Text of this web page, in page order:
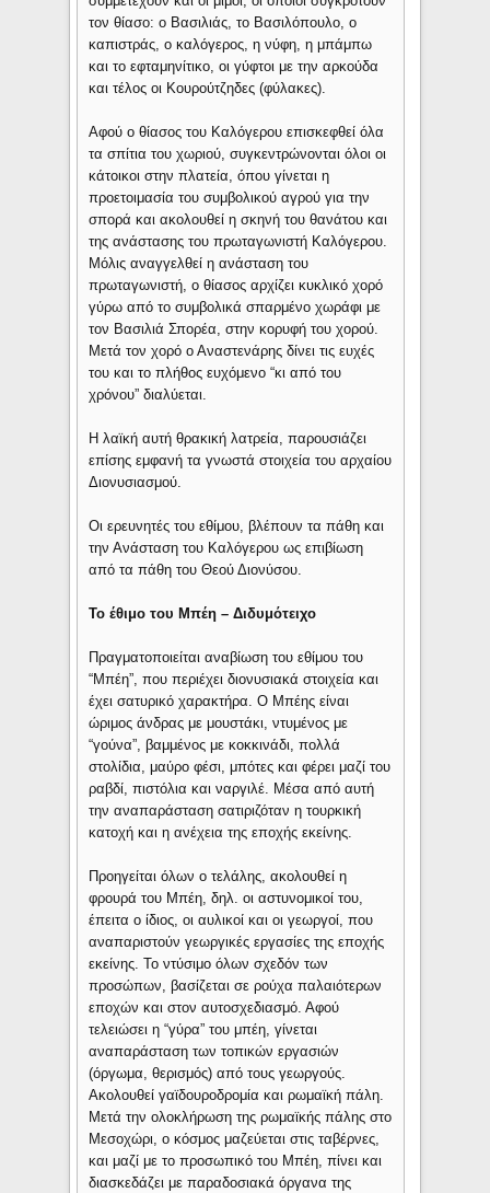
τον θίασο: ο Βασιλιάς, το Βασιλόπουλο, ο
καπιστράς, ο καλόγερος, η νύφη, η μπάμπω
και το εφταμηνίτικο, οι γύφτοι με την αρκούδα
και τέλος οι Κουρούτζηδες (φύλακες).
Αφού ο θίασος του Καλόγερου επισκεφθεί όλα
τα σπίτια του χωριού, συγκεντρώνονται όλοι οι
κάτοικοι στην πλατεία, όπου γίνεται η
προετοιμασία του συμβολικού αγρού για την
σπορά και ακολουθεί η σκηνή του θανάτου και
της ανάστασης του πρωταγωνιστή Καλόγερου.
Μόλις αναγγελθεί η ανάσταση του
πρωταγωνιστή, ο θίασος αρχίζει κυκλικό χορό
γύρω από το συμβολικά σπαρμένο χωράφι με
τον Βασιλιά Σπορέα, στην κορυφή του χορού.
Μετά τον χορό ο Αναστενάρης δίνει τις ευχές
του και το πλήθος ευχόμενο “κι από του
χρόνου” διαλύεται.
Η λαϊκή αυτή θρακική λατρεία, παρουσιάζει
επίσης εμφανή τα γνωστά στοιχεία του αρχαίου
Διονυσιασμού.
Οι ερευνητές του εθίμου, βλέπουν τα πάθη και
την Ανάσταση του Καλόγερου ως επιβίωση
από τα πάθη του Θεού Διονύσου.
Το έθιμο του Μπέη – Διδυμότειχο
Πραγματοποιείται αναβίωση του εθίμου του
“Μπέη”, που περιέχει διονυσιακά στοιχεία και
έχει σατυρικό χαρακτήρα. Ο Μπέης είναι
ώριμος άνδρας με μουστάκι, ντυμένος με
“γούνα”, βαμμένος με κοκκινάδι, πολλά
στολίδια, μαύρο φέσι, μπότες και φέρει μαζί του
ραβδί, πιστόλια και ναργιλέ. Μέσα από αυτή
την αναπαράσταση σατιριζόταν η τουρκική
κατοχή και η ανέχεια της εποχής εκείνης.
Προηγείται όλων ο τελάλης, ακολουθεί η
φρουρά του Μπέη, δηλ. οι αστυνομικοί του,
έπειτα ο ίδιος, οι αυλικοί και οι γεωργοί, που
αναπαριστούν γεωργικές εργασίες της εποχής
εκείνης. Το ντύσιμο όλων σχεδόν των
προσώπων, βασίζεται σε ρούχα παλαιότερων
εποχών και στον αυτοσχεδιασμό. Αφού
τελειώσει η “γύρα” του μπέη, γίνεται
αναπαράσταση των τοπικών εργασιών
(όργωμα, θερισμός) από τους γεωργούς.
Ακολουθεί γαϊδουροδρομία και ρωμαϊκή πάλη.
Μετά την ολοκλήρωση της ρωμαϊκής πάλης στο
Μεσοχώρι, ο κόσμος μαζεύεται στις ταβέρνες,
και μαζί με το προσωπικό του Μπέη, πίνει και
διασκεδάζει με παραδοσιακά όργανα της